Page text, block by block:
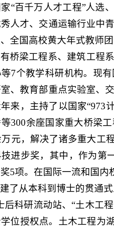
“百千万人才工程”人选
人才、交通运输行业中
全国高校黄大年式教师
桥梁工程系、建筑工程
7个教学科研机构。现
、教育部重点实验室、
来，主持了以国家“973
300余座国家重大桥梁
元，解决了诸多重大工
进步奖，其中，作为第
5项。在国际一流和国内
了从本科到博士的贯通
后科研流动站、“土木工
位授权点。土木工程为